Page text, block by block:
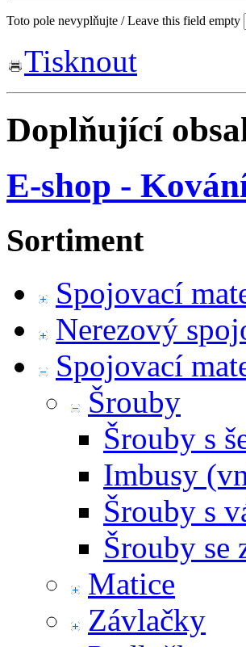
Toto pole nevyplňujte / Leave this field empty
Tisknout
Doplňující
E-shop -
Sortiment
Spojovací
Nerezový
Spojovací
Šrouby
Šrouby s
Imbusy
Šrouby s
Šrouby se
Matice
Závlačky